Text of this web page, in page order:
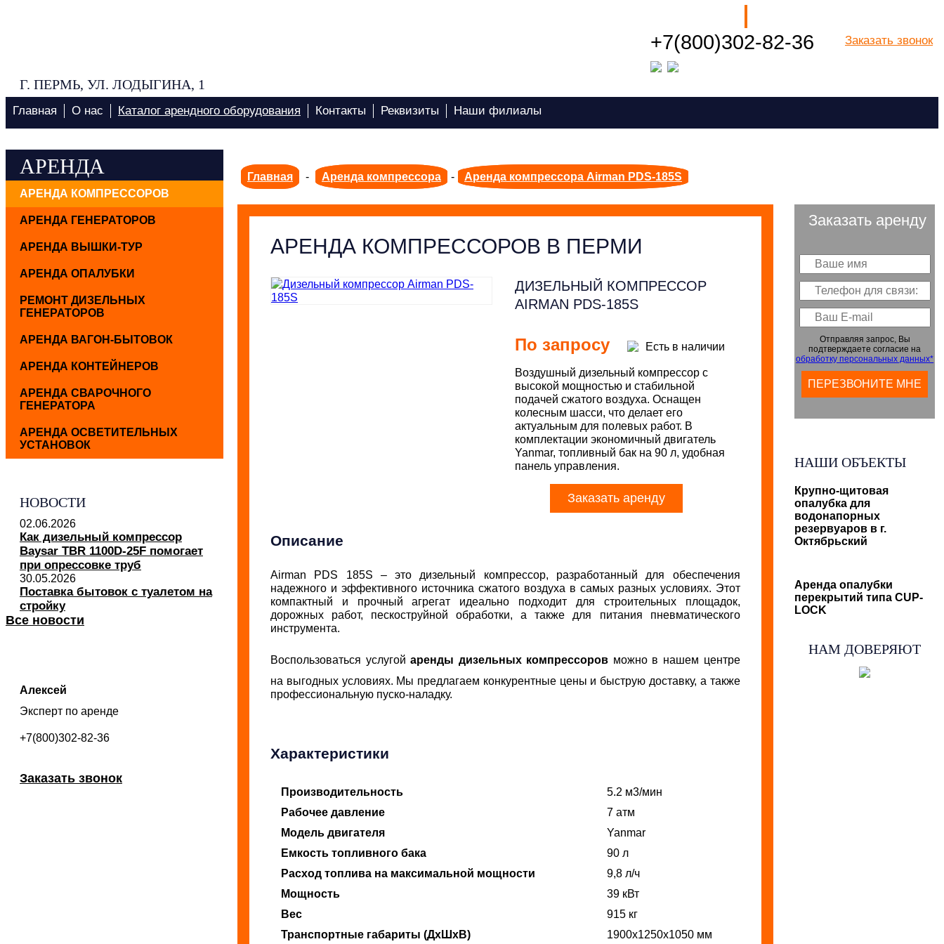
Г. ПЕРМЬ, УЛ. ЛОДЫГИНА, 1
+7(800)302-82-36 Заказать звонок
Посмотреть все города РФ
Главная О нас Каталог арендного оборудования Контакты Реквизиты Наши филиалы
Главная - Аренда компрессора - Аренда компрессора Airman PDS-185S
АРЕНДА КОМПРЕССОРОВ В ПЕРМИ
ДИЗЕЛЬНЫЙ КОМПРЕССОР
AIRMAN PDS-185S
По запросу Есть в наличии
Воздушный дизельный компрессор с
высокой мощностью и стабильной
подачей сжатого воздуха. Оснащен
колесным шасси, что делает его
актуальным для полевых работ. В
комплектации экономичный двигатель
Yanmar, топливный бак на 90 л, удобная
панель управления.
Заказать аренду
Описание
Airman PDS 185S – это дизельный компрессор, разработанный для обеспечения
надежного и эффективного источника сжатого воздуха в самых разных условиях. Этот
компактный и прочный агрегат идеально подходит для строительных площадок,
дорожных работ, пескоструйной обработки, а также для питания пневматического
инструмента.
Воспользоваться услугойаренды дизельных компрессоров можно в нашем центре
на выгодных условиях. Мы предлагаем конкурентные цены и быструю доставку, а также
профессиональную пуско-наладку.
Характеристики
Производительность
5.2 м3/мин
Рабочее давление
7 атм
Модель двигателя
Yanmar
Емкость топливного бака
90 л
Расход топлива на максимальной мощности
9,8 л/ч
Мощность
39 кВт
Вес
915 кг
Транспортные габариты (ДхШхВ)
1900х1250х1050 мм
Заказать аренду
Отправляя запрос, Вы
подтверждаете согласие на
обработку персональных данных*
НАШИ ОБЪЕКТЫ
Крупно-щитовая
опалубка для
водонапорных
резервуаров в г.
Октябрьский
Аренда опалубки
перекрытий типа CUP-
LOCK
НАМ ДОВЕРЯЮТ
АРЕНДА
АРЕНДА КОМПРЕССОРОВ
АРЕНДА ГЕНЕРАТОРОВ
АРЕНДА ВЫШКИ-ТУР
АРЕНДА ОПАЛУБКИ
РЕМОНТ ДИЗЕЛЬНЫХ
ГЕНЕРАТОРОВ
АРЕНДА ВАГОН-БЫТОВОК
АРЕНДА КОНТЕЙНЕРОВ
АРЕНДА СВАРОЧНОГО
ГЕНЕРАТОРА
АРЕНДА ОСВЕТИТЕЛЬНЫХ
УСТАНОВОК
НОВОСТИ
02.06.2026
Как дизельный компрессор
Baysar TBR 1100D-25F помогает
при опрессовке труб
30.05.2026
Поставка бытовок с туалетом на
стройку
Все новости
Алексей
Эксперт по аренде
+7(800)302-82-36
Заказать звонок